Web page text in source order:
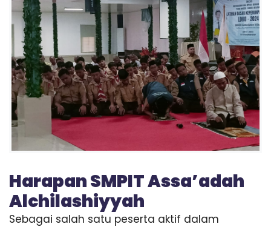
Harapan SMPIT Assa’adah
Alchilashiyyah
Sebagai salah satu peserta aktif dalam